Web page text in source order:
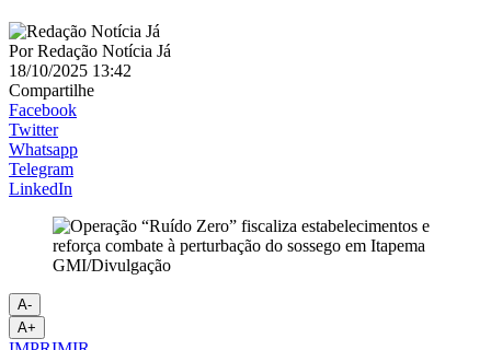
PorRedação Notícia Já
18/10/2025 13:42
Compartilhe
Facebook
Twitter
Whatsapp
Telegram
LinkedIn
GMI/Divulgação
A-
A+